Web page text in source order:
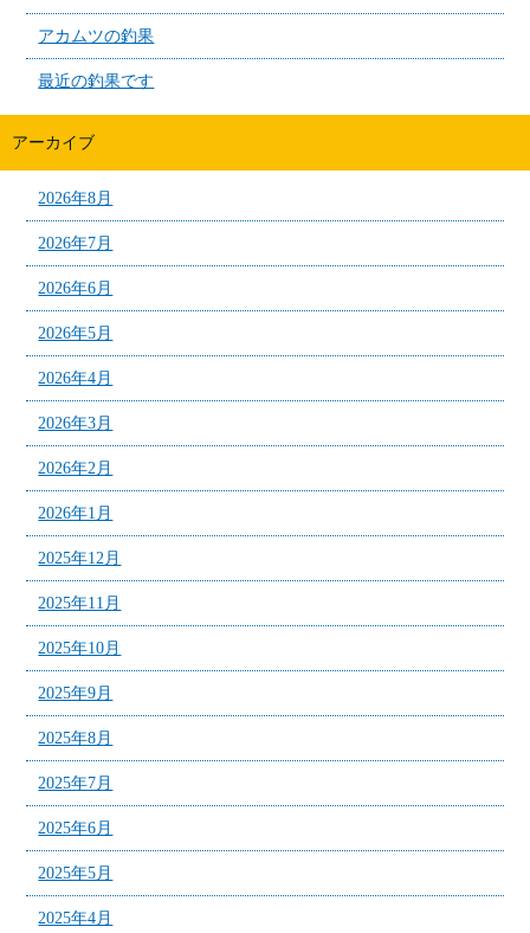
アカムツの釣果
最近の釣果です
アーカイブ
2026年8月
2026年7月
2026年6月
2026年5月
2026年4月
2026年3月
2026年2月
2026年1月
2025年12月
2025年11月
2025年10月
2025年9月
2025年8月
2025年7月
2025年6月
2025年5月
2025年4月